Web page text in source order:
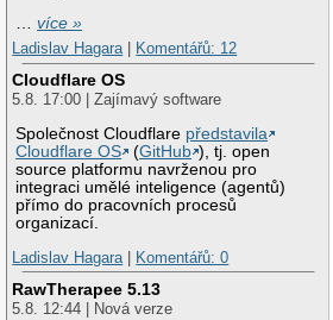
…více »
Ladislav Hagara| Komentářů: 12
Cloudflare OS
5.8. 17:00 | Zajímavý software
Společnost Cloudflare představila
Cloudflare OS
(GitHub ), tj. open
source platformu navrženou pro
integraci umělé inteligence (agentů)
přímo do pracovních procesů
organizací.
Ladislav Hagara| Komentářů: 0
RawTherapee 5.13
5.8. 12:44 | Nová verze